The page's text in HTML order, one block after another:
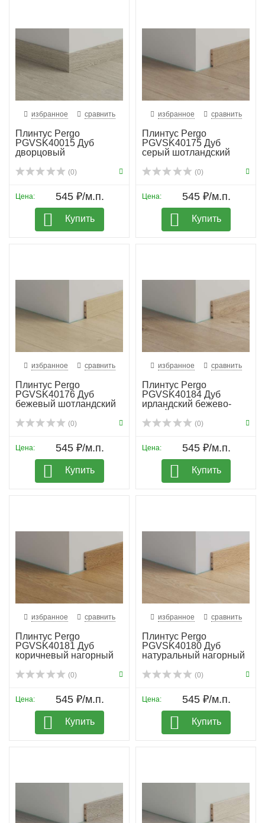
избранное сравнить
Плинтус Pergo
PGVSK40015 Дуб
дворцовый
(0)
Цена: 545 ₽/м.п.
Купить
избранное сравнить
Плинтус Pergo
PGVSK40175 Дуб
серый шотландский
(0)
Цена: 545 ₽/м.п.
Купить
избранное сравнить
Плинтус Pergo
PGVSK40176 Дуб
бежевый шотландский
(0)
Цена: 545 ₽/м.п.
Купить
избранное сравнить
Плинтус Pergo
PGVSK40184 Дуб
ирландский бежево-
серый
(0)
Цена: 545 ₽/м.п.
Купить
избранное сравнить
Плинтус Pergo
PGVSK40181 Дуб
коричневый нагорный
(0)
Цена: 545 ₽/м.п.
Купить
избранное сравнить
Плинтус Pergo
PGVSK40180 Дуб
натуральный нагорный
(0)
Цена: 545 ₽/м.п.
Купить